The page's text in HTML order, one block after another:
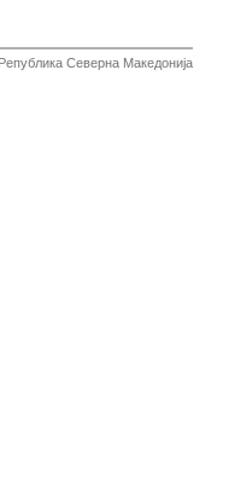
Северна Македонија